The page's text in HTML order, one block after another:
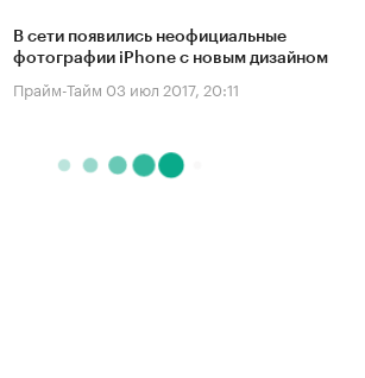
В сети появились неофициальные
фотографии iPhone с новым дизайном
Прайм-Тайм 03 июл 2017, 20:11